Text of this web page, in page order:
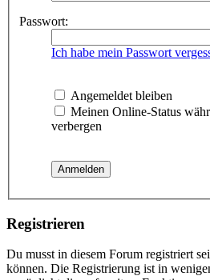
Passwort:
Ich habe mein Passwort
Angemeldet bleiben
Meinen Online-Status
verbergen
Registrieren
Du musst in diesem Forum registriert
können. Die Registrierung ist in